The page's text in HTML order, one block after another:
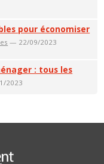
pour économiser
— 22/09/2023
: tous les
2023